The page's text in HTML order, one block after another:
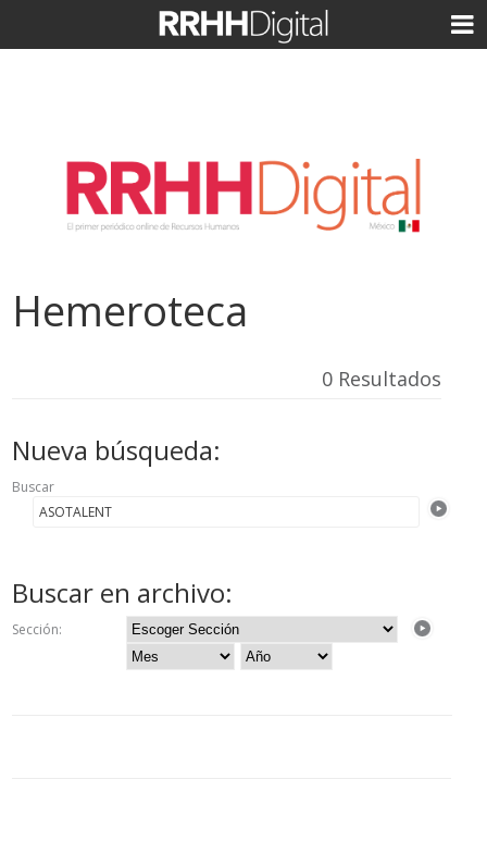
Hemeroteca
0 Resultados
Nueva búsqueda:
Buscar
Buscar en archivo:
Sección: